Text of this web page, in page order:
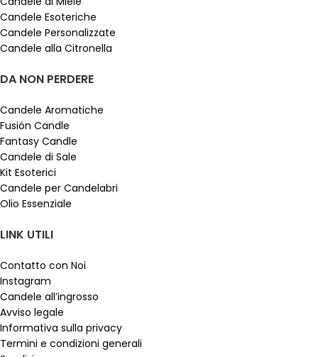
Candele Esoteriche
Candele Personalizzate
Candele alla Citronella
DA NON PERDERE
Candele Aromatiche
Fusión Candle
Fantasy Candle
Candele di Sale
Kit Esoterici
Candele per Candelabri
Olio Essenziale
LINK UTILI
Contatto con Noi
Instagram
Candele all’ingrosso
Avviso legale
Informativa sulla privacy
Termini e condizioni generali